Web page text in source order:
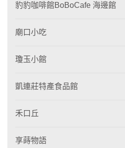
豹豹咖啡館BoBoCafe 海邊館
廟口小吃
瓊玉小館
凱連莊特產食品館
禾口丘
享蒔物語